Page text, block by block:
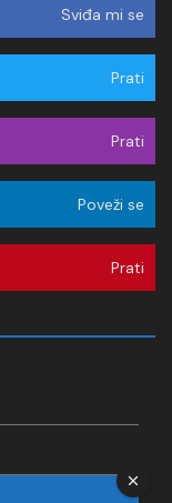
Sviđa mi se
Prati
Prati
Poveži se
Prati